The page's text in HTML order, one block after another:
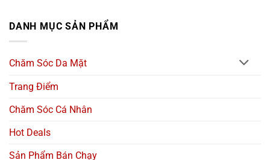
DANH MỤC SẢN PHẨM
Chăm Sóc Da Mặt
Trang Điểm
Chăm Sóc Cá Nhân
Hot Deals
Sản Phẩm Bán Chạy